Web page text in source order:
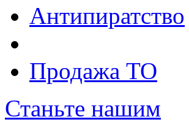
Антипиратство
Продажа ТО
Станьте нашим